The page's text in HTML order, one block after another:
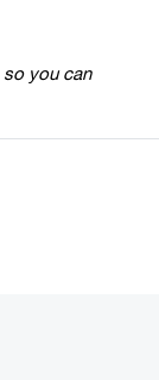
so you can